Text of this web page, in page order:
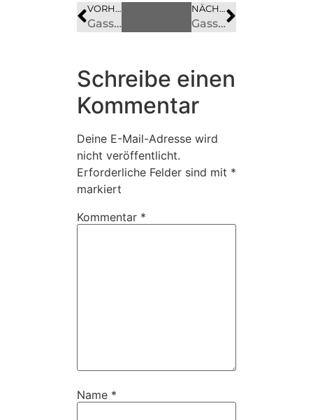
VORHERIGES
Gasse 8
NÄCHSTES
Gasse 10 – 1969 abgerisssen
Schreibe einen
Kommentar
Deine E-Mail-Adresse wird
nicht veröffentlicht.
Erforderliche Felder sind mit *
markiert
Kommentar *
Name *